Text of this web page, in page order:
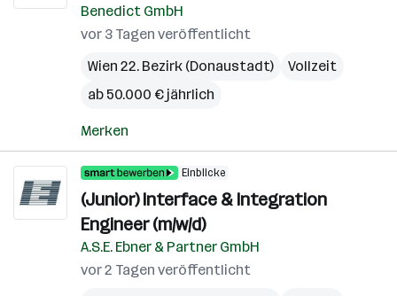
Benedict GmbH
vor 3 Tagen veröffentlicht
Wien 22. Bezirk (Donaustadt)
Vollzeit
ab 50.000 € jährlich
Merken
Einblicke
(Junior) Interface & Integration
Engineer (m/w/d)
A.S.E. Ebner & Partner GmbH
vor 2 Tagen veröffentlicht